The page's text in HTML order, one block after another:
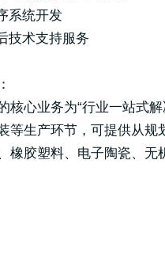
系统开发
技术支持服务
核心业务为“行业一站式
等生产环节，可提供从规
橡胶塑料、电子陶瓷、无